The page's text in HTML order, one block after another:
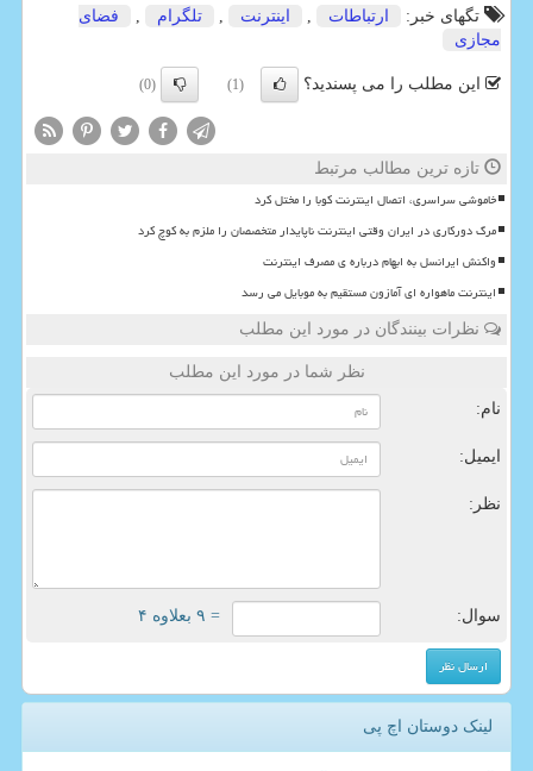
تگهای خبر:
ارتباطات , اینترنت , تلگرام ,
فضای
مجازی
این مطلب را می پسندید؟ (1)
(0)
تازه ترین مطالب مرتبط
خاموشی سراسری، اتصال اینترنت کوبا را مختل کرد
مرگ دورکاری در ایران وقتی اینترنت ناپایدار متخصصان را ملزم به کوچ کرد
واکنش ایرانسل به ابهام درباره ی مصرف اینترنت
اینترنت ماهواره ای آمازون مستقیم به موبایل می رسد
نظرات بینندگان در مورد این مطلب
نظر شما در مورد این مطلب
نام:
ایمیل:
نظر:
سوال: = ۹ بعلاوه ۴
لینک دوستان اچ پی